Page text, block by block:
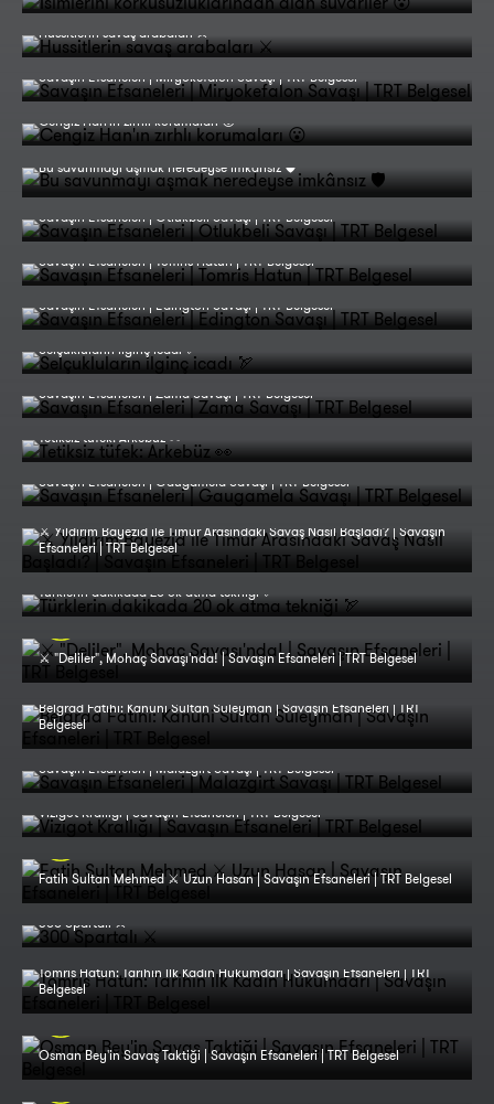
Hussitlerin savaş arabaları ⚔️
Savaşın Efsaneleri | Miryokefalon Savaşı | TRT Belgesel
Cengiz Han'ın zırhlı korumaları 😮
Bu savunmayı aşmak neredeyse imkânsız 🛡️
Savaşın Efsaneleri | Otlukbeli Savaşı | TRT Belgesel
Savaşın Efsaneleri | Tomris Hatun | TRT Belgesel
Savaşın Efsaneleri | Edington Savaşı | TRT Belgesel
Selçukluların ilginç icadı 🏹
Savaşın Efsaneleri | Zama Savaşı | TRT Belgesel
Tetiksiz tüfek: Arkebüz 👀
Savaşın Efsaneleri | Gaugamela Savaşı | TRT Belgesel
⚔️ Yıldırım Bayezid ile Timur Arasındaki Savaş Nasıl Başladı? | Savaşın
Efsaneleri | TRT Belgesel
Türklerin dakikada 20 ok atma tekniği 🏹
⚔️ "Deliler", Mohaç Savaşı'nda! | Savaşın Efsaneleri | TRT Belgesel
Belgrad Fatihi: Kanuni Sultan Süleyman | Savaşın Efsaneleri | TRT
Belgesel
Savaşın Efsaneleri | Malazgirt Savaşı | TRT Belgesel
Vizigot Krallığı | Savaşın Efsaneleri | TRT Belgesel
Fatih Sultan Mehmed ⚔️ Uzun Hasan | Savaşın Efsaneleri | TRT Belgesel
300 Spartalı ⚔️
Tomris Hatun: Tarihin İlk Kadın Hükümdarı | Savaşın Efsaneleri | TRT
Belgesel
Osman Bey'in Savaş Taktiği | Savaşın Efsaneleri | TRT Belgesel